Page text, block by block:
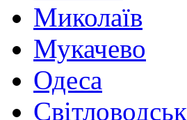
Миколаїв
Мукачево
Одеса
Світловодськ